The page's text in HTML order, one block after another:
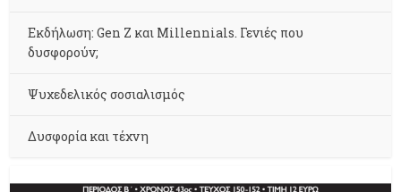
Εκδήλωση: Gen Z και Millennials. Γενιές που
δυσφορούν;
Ψυχεδελικός σοσιαλισμός
Δυσφορία και τέχνη